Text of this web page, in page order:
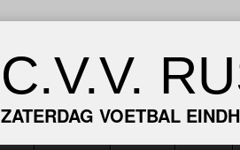
C.V.V.
ZATERDAG VOETBAL